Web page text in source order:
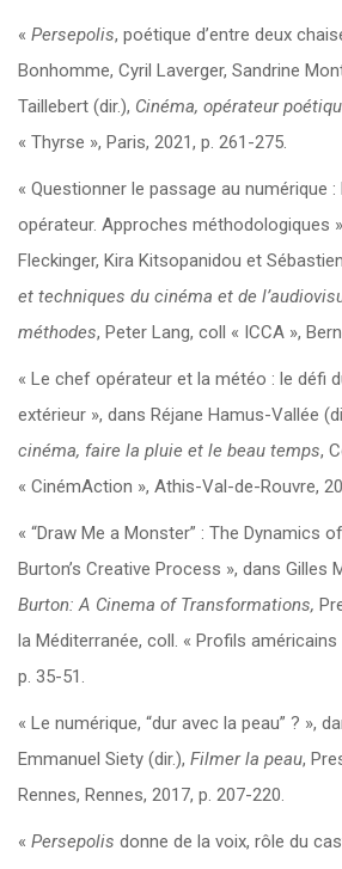
« Persepolis, poétique d’entre deux
Bonhomme, Cyril Laverger, Sandrine
Taillebert (dir.), Cinéma, opérateur
« Thyrse », Paris, 2021, p. 261-275.
« Questionner le passage au numérique
opérateur. Approches méthodologiques
Fleckinger, Kira Kitsopanidou et
et techniques du cinéma et de
méthodes, Peter Lang, coll « ICCA »,
« Le chef opérateur et la météo : le défi
extérieur », dans Réjane Hamus-Vallée
cinéma, faire la pluie et le beau temps,
« CinémAction », Athis-Val-de-Rouvre,
« “Draw Me a Monster” : The Dynamics
Burton’s Creative Process », dans Gilles
Burton: A Cinema of Transformations,
la Méditerranée, coll. « Profils américains
p. 35-51.
« Le numérique, “dur avec la peau” ? »,
Emmanuel Siety (dir.), Filmer la peau,
Rennes, Rennes, 2017, p. 207-220.
« Persepolis donne de la voix, rôle du